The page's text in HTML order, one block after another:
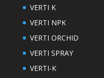
VERTI K
VERTI NPK
VERTI ORCHID
VERTI SPRAY
VERTI-K